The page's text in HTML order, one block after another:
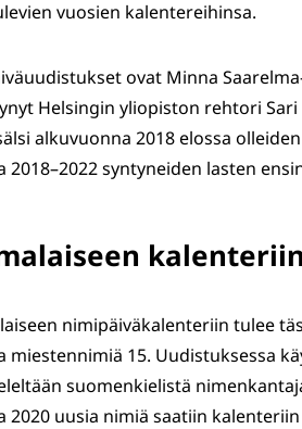
vuosien kalentereihinsa.
ovat Minna
Helsingin yliopiston rehtori
alkuvuonna 2018 elossa
2018–2022 syntyneiden lasten
nimipäiväkalenteriin tulee
miestennimiä 15. Uudistuksessa
suomenkielistä
2020 uusia nimiä saatiin